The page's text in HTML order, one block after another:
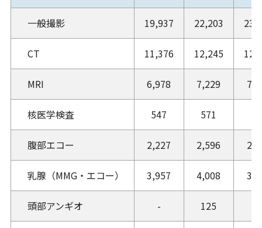
一般撮影 19,937 22,203
CT 11,376 12,245
MRI 6,978 7,229
核医学検査 547 571
腹部エコー 2,227 2,596
乳腺（MMG・エコー） 3,957 4,008
頭部アンギオ - 125